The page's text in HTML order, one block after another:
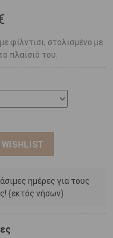
φίλντισι, στολισμένο με
πλαίσιό του.
WISHLIST
ημέρες για τους
(εκτός νήσων)